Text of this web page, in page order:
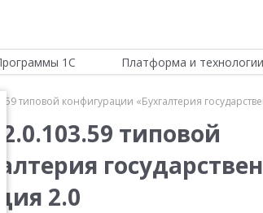
1С Платформа и технологии
типовой конфигурации «Бухгалтерия
типовой
2.0